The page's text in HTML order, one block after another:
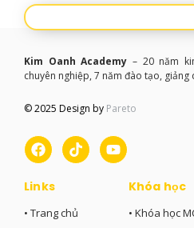
Kim Oanh Academy – 20 năm
chuyên nghiệp, 7 năm đào tạo, giảng
© 2025 Design by Pareto
Links
• Trang chủ
Khóa học
• Khóa học